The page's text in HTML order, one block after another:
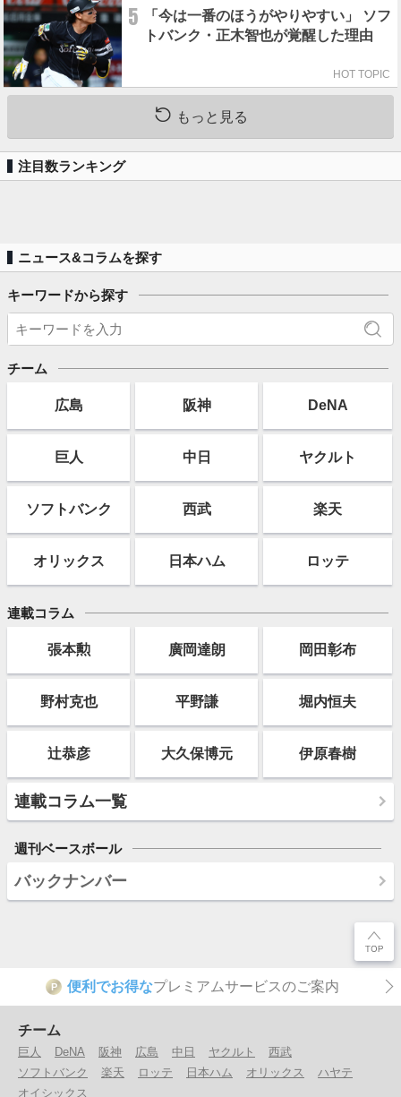
5
「今は一番のほうがやりやすい」 ソフ
トバンク・正木智也が覚醒した理由
HOT TOPIC
もっと見る
注目数ランキング
ニュース&コラムを探す
キーワードから探す
チーム
広島 阪神 DeNA
巨人 中日 ヤクルト
ソフトバンク 西武 楽天
オリックス 日本ハム ロッテ
連載コラム
張本勲 廣岡達朗 岡田彰布
野村克也 平野謙 堀内恒夫
辻恭彦 大久保博元 伊原春樹
連載コラム一覧
週刊ベースボール
バックナンバー
P 便利でお得なプレミアムサービスのご案内
チーム
巨人 DeNA 阪神 広島 中日 ヤクルト
西武
ソフトバンク
楽天 ロッテ 日本ハム オリックス
ハヤテ
オイシックス